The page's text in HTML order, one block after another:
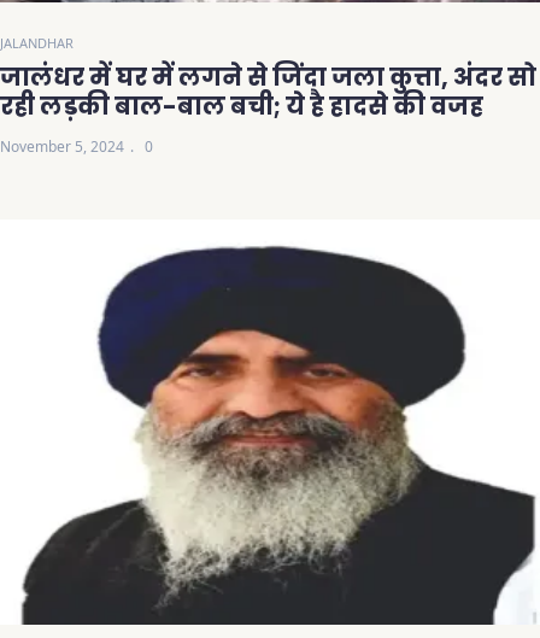
JALANDHAR
जालंधर में घर में लगने से जिंदा जला कुत्ता, अंदर सो
रही लड़की बाल-बाल बची; ये है हादसे की वजह
November 5, 2024 0